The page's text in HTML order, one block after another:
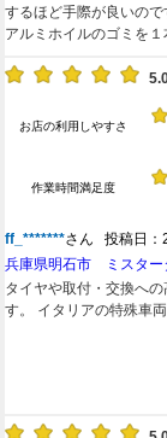
するほど手際が良いの
アルミホイルのゴミを
上げはトルクレンチで
廃タイヤ代、バルブ交
お店の利用しやすさ
作業時間満足度
ff_*******さん 投稿日：
兵庫県明石市 ミスター
タイヤや取付・交換へ
す。 イタリアの特殊車